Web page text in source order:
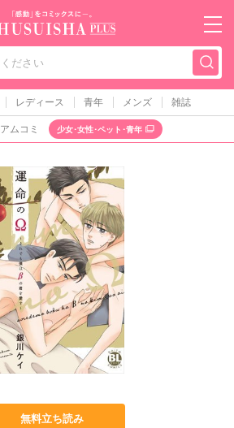
秋水社PLUS（テ
レディース 青年 メンズ 雑誌
アムコミ 少女･女性･ペット･青年
無料立ち読み